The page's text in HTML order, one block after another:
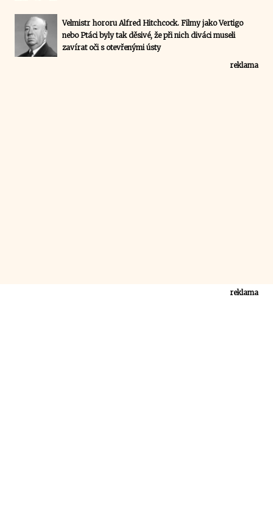
Velmistr hororu Alfred Hitchcock. Filmy jako Vertigo
nebo Ptáci byly tak děsivé, že při nich diváci museli
zavírat oči s otevřenými ústy
reklama
reklama